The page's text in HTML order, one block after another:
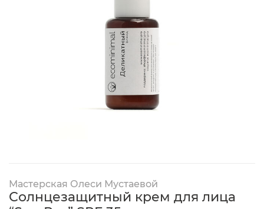
Мастерская Олеси Мустаевой
Солнцезащитный крем для лица